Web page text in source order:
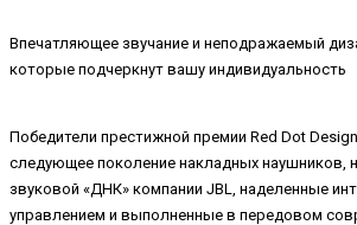
Впечатляющее звучание и неподражаемый
которые подчеркнут вашу индивидуальность
Победители престижной премии Red Dot
следующее поколение накладных наушников,
звуковой «ДНК» компании JBL, наделенные
управлением и выполненные в передовом